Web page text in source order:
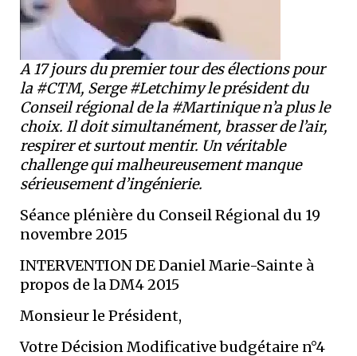
A 17 jours du premier tour des élections pour
la #CTM, Serge #Letchimy le président du
Conseil régional de la #Martinique n’a plus le
choix. Il doit simultanément, brasser de l’air,
respirer et surtout mentir. Un véritable
challenge qui malheureusement manque
sérieusement d’ingénierie.
Séance plénière du Conseil Régional du 19
novembre 2015
INTERVENTION DE Daniel Marie-Sainte à
propos de la DM4 2015
Monsieur le Président,
Votre Décision Modificative budgétaire n°4